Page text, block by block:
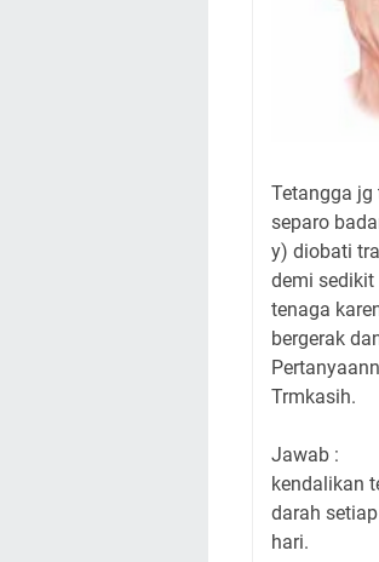
Tetangga
separo
y) diobati
demi sedikit
tenaga
bergerak
Trmkasih.
Jawab :
kendalikan
darah
hari.